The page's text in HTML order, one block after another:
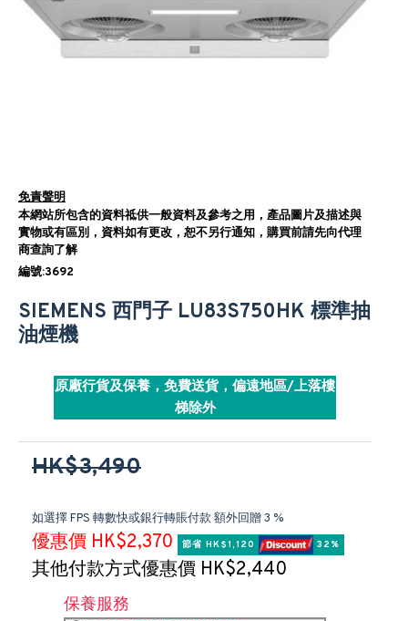
免責聲明
本網站所包含的資料祗供一般資料及參考之用，產品圖片及描述與
實物或有區別，資料如有更改，恕不另行通知，購買前請先向代理
商查詢了解
編號:3692
SIEMENS 西門子 LU83S750HK 標準抽
油煙機
原廠行貨及保養，免費送貨，偏遠地區/上落樓
梯除外
HK$3,490
如選擇 FPS 轉數快或銀行轉賬付款 額外回贈 3 %
優惠價 HK$2,370 節省 HK$1,120 32%
其他付款方式優惠價 HK$2,440
保養服務